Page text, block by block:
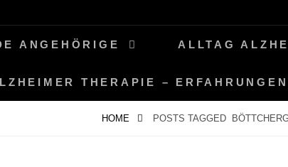
ANGEHÖRIGE ALLTAG
THERAPIE – ERFAHRUNGEN
HOME POSTS TAGGED